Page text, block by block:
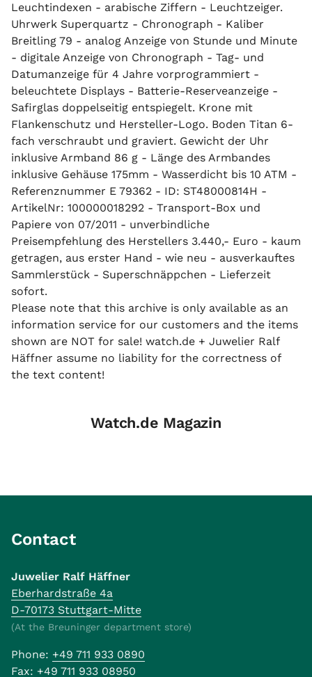
Leuchtindexen - arabische Ziffern - Leuchtzeiger.
Uhrwerk Superquartz - Chronograph - Kaliber
Breitling 79 - analog Anzeige von Stunde und Minute
- digitale Anzeige von Chronograph - Tag- und
Datumanzeige für 4 Jahre vorprogrammiert -
beleuchtete Displays - Batterie-Reserveanzeige -
Safirglas doppelseitig entspiegelt. Krone mit
Flankenschutz und Hersteller-Logo. Boden Titan 6-
fach verschraubt und graviert. Gewicht der Uhr
inklusive Armband 86 g - Länge des Armbandes
inklusive Gehäuse 175mm - Wasserdicht bis 10 ATM -
Referenznummer E 79362 - ID: ST48000814H -
ArtikelNr: 100000018292 - Transport-Box und
Papiere von 07/2011 - unverbindliche
Preisempfehlung des Herstellers 3.440,- Euro - kaum
getragen, aus erster Hand - wie neu - ausverkauftes
Sammlerstück - Superschnäppchen - Lieferzeit
sofort.
Please note that this archive is only available as an
information service for our customers and the items
shown are NOT for sale! watch.de + Juwelier Ralf
Häffner assume no liability for the correctness of
the text content!
Watch.de Magazin
Contact
Juwelier Ralf Häffner
Eberhardstraße 4a
D-70173 Stuttgart-Mitte
(At the Breuninger department store)
Phone: +49 711 933 0890
Fax: +49 711 933 08950